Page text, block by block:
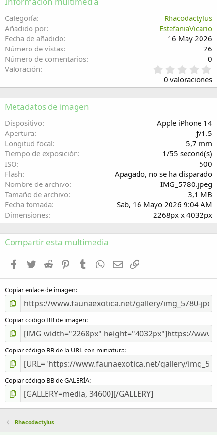
26
Categoría
Rhacodactyl­us
Añadido por
EstefaniaVicario
Fecha de añadido
16 May 2026
Número de vistas
76
Número de comentarios
0
Valoración
,
0
t
(
0 valoraciones
Metadatos de imagen
Dispositivo
Apple iPhone 14
Apertura
ƒ/1.5
Longitud focal
5,7 mm
Tiempo de exposición
1/55 second(s)
ISO
500
Flash
Apagado, no se ha disparado
Nombre de archivo
IMG_5780.jpeg
Tamaño de archivo
3,1 MB
Fecha tomada
Sab, 16 Mayo 2026 9:04 AM
Dimensiones
2268px x 4032px
Compartir esta multimedia
Facebook
Twitter Reddit PinterestTumblr WhatsApp
Email
Copiar enlace de imagen
Copiar código BB de imagen
Copiar código BB de la URL con miniatura
Copiar código BB de GALERÍA
Rhacodactyl­us